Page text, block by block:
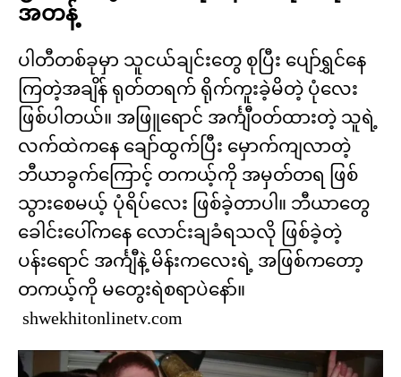
အတန့်
ပါတီတစ်ခုမှာ သူငယ်ချင်းတွေ စုပြီး ပျော်ရွှင်နေ
ကြတဲ့အချိန် ရုတ်တရက် ရိုက်ကူးခဲ့မိတဲ့ ပုံလေး
ဖြစ်ပါတယ်။ အဖြူရောင် အင်္ကျီ၀တ်ထားတဲ့ သူရဲ့
လက်ထဲကနေ ချော်ထွက်ပြီး မှောက်ကျလာတဲ့
ဘီယာခွက်ကြောင့် တကယ့်ကို အမှတ်တရ ဖြစ်
သွားစေမယ့် ပုံရိပ်လေး ဖြစ်ခဲ့တာပါ။ ဘီယာတွေ
ခေါင်းပေါ်ကနေ လောင်းချခံရသလို ဖြစ်ခဲ့တဲ့
ပန်းရောင် အင်္ကျီနဲ့ မိန်းကလေးရဲ့ အဖြစ်ကတော့
တကယ့်ကို မတွေးရဲစရာပဲနော်။
shwekhitonlinetv.com